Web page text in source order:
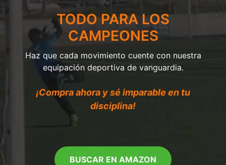
TODO PARA LOS
CAMPEONES
Haz que cada movimiento cuente con nuestra
equipación deportiva de vanguardia.
¡Compra ahora y sé imparable en tu
disciplina!
BUSCAR EN AMAZON